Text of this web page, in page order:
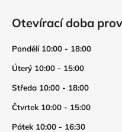
Otevírací doba
Pondělí 10:00 - 18:00
Úterý 10:00 - 15:00
Středa 10:00 - 18:00
Čtvrtek 10:00 - 15:00
Pátek 10:00 - 16:30